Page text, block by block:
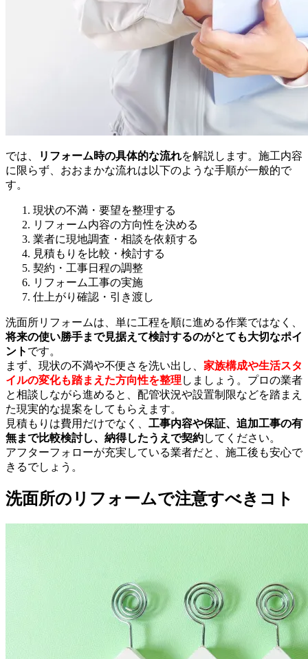
では、 リフォーム時の具体的な流れを解説します。施工内容
に限らず、おおまかな流れは以下のような手順が一般的で
す。
現状の不満・要望を整理する
リフォーム内容の方向性を決める
業者に現地調査・相談を依頼する
見積もりを比較・検討する
契約・工事日程の調整
リフォーム工事の実施
仕上がり確認・引き渡し
洗面所リフォームは、単に工程を順に進める作業ではなく、
将来の使い勝手まで見据えて検討するのがとても大切なポイ
ント です。
まず、現状の不満や不便さを洗い出し、 家族構成や生活スタ
イルの変化も踏まえた方向性を整理 しましょう。プロの業者
と相談しながら進めると、配管状況や設置制限などを踏まえ
た現実的な提案をしてもらえます。
見積もりは費用だけでなく、 工事内容や保証、追加工事の有
無まで比較検討し、納得したうえで契約してください。
アフターフォローが充実している業者だと、施工後も安心で
きるでしょう。
洗面所のリフォームで注意すべきコト